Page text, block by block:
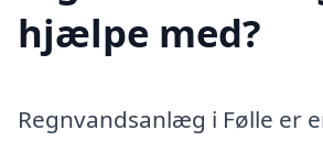
hjælpe med?
Regnvandsanlæg i Følle er